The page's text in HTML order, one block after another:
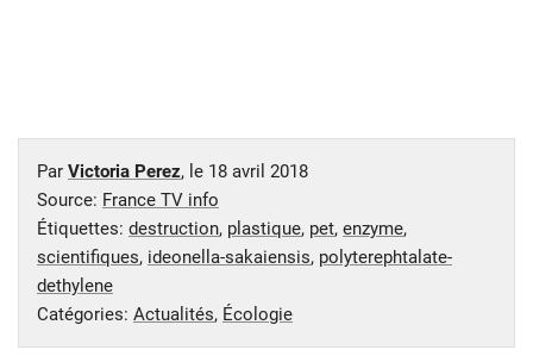
Par Victoria Perez, le 18 avril 2018
Source: France TV info
Étiquettes: destruction, plastique, pet, enzyme,
scientifiques, ideonella-sakaiensis, polyterephtalate-
dethylene
Catégories: Actualités, Écologie